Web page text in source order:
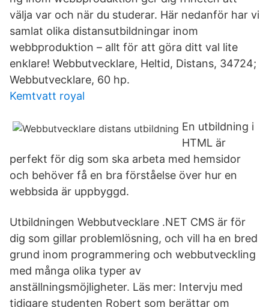
välja var och när du studerar. Här nedanför har vi
samlat olika distansutbildningar inom
webbproduktion – allt för att göra ditt val lite
enklare! Webbutvecklare, Heltid, Distans, 34724;
Webbutvecklare, 60 hp.
Kemtvatt royal
En utbildning i
HTML är
perfekt för dig som ska arbeta med hemsidor
och behöver få en bra förståelse över hur en
webbsida är uppbyggd.
Utbildningen Webbutvecklare .NET CMS är för
dig som gillar problemlösning, och vill ha en bred
grund inom programmering och webbutveckling
med många olika typer av
anställningsmöjligheter. Läs mer: Intervju med
tidigare studenten Robert som berättar om